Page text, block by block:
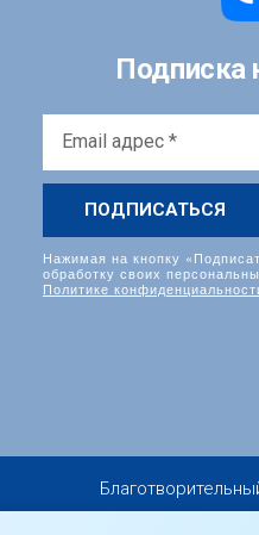
Подписка
Email
адрес
*
Нажимая на кнопку
обработку своих
Политике